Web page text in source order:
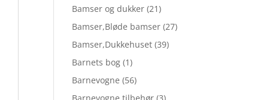
Bamser og dukker (21)
Bamser,Bløde bamser (27)
Bamser,Dukkehuset (39)
Barnets bog (1)
Barnevogne (56)